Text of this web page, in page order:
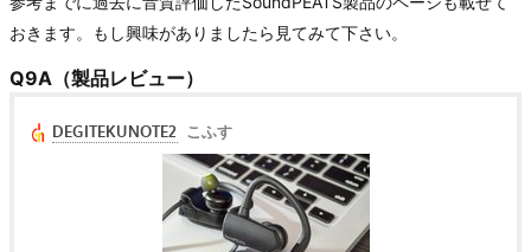
おきます。もし興味がありましたら見てみて下さい。
Q9A（製品レビュー）